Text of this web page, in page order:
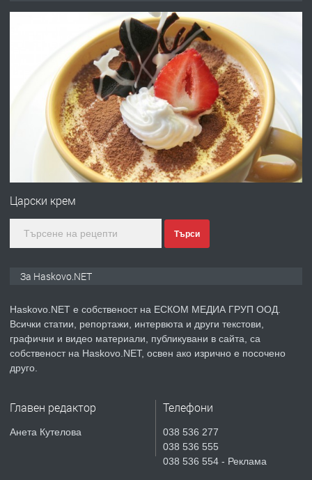
ХАСКОВО
Давам гараж под наем
преди 4 дни
№4120 Магазин/Офис под наем в кв.
Любен Каравелов, Хасково-близо до
ПРЕДЛАГА
ПРОСТОРЕН ТРИСТАЕН
преди 5 дни
ПРЕДЛАГА
Продавам парцел в гр. Хасково кв.
Хисаря до ток, вода,канализация,
ПРЕДЛАГА СГЛОБЯВАНЕ НА МЕБЕЛИ.
Царски крем
Търси
За Haskovo.NET
Haskovo.NET е собственост на ЕСКОМ МЕДИА ГРУП ООД.
Всички статии, репортажи, интервюта и други текстови,
графични и видео материали, публикувани в сайта, са
собственост на Haskovo.NET, освен ако изрично е посочено
друго.
Главен редактор
Анета Кутелова
Телефони
038 536 277
038 536 555
038 536 554 - Реклама